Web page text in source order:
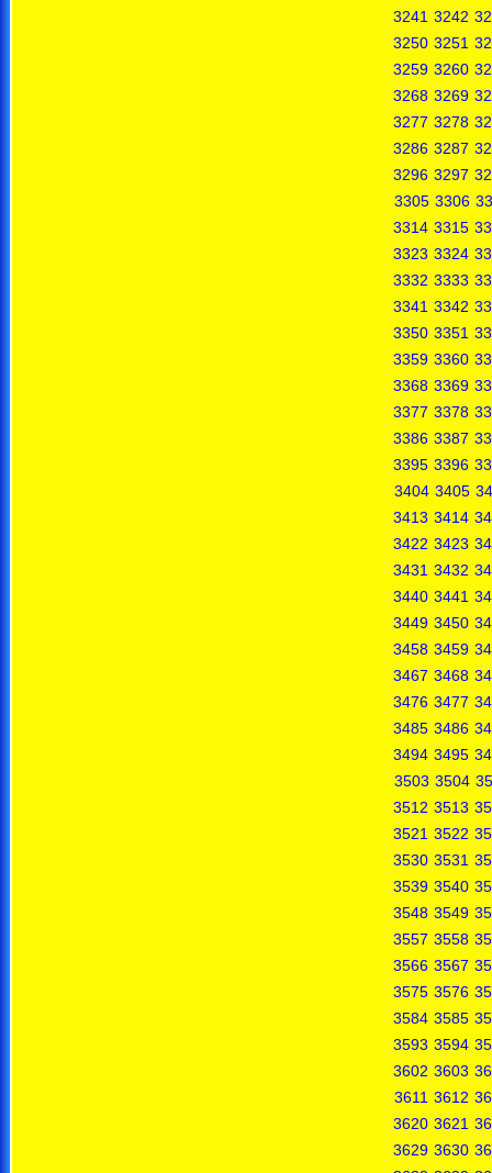
3241 3242
3250 3251
3259 3260
3268 3269
3277 3278
3286 3287
3296 3297
3305 3306
3314 3315
3323 3324
3332 3333
3341 3342
3350 3351
3359 3360
3368 3369
3377 3378
3386 3387
3395 3396
3404 3405
3413 3414
3422 3423
3431 3432
3440 3441
3449 3450
3458 3459
3467 3468
3476 3477
3485 3486
3494 3495
3503 3504
3512 3513
3521 3522
3530 3531
3539 3540
3548 3549
3557 3558
3566 3567
3575 3576
3584 3585
3593 3594
3602 3603
3611 3612
3620 3621
3629 3630